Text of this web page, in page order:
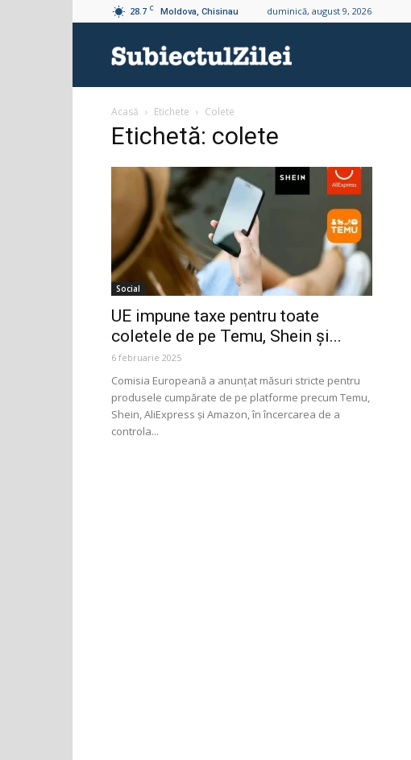
28.7 C Moldova, Chisinau duminică, august 9, 2026
Acasă Etichete Colete
Etichetă: colete
Social
UE impune taxe pentru toate
coletele de pe Temu, Shein și...
6 februarie 2025
Comisia Europeană a anunțat măsuri stricte pentru
produsele cumpărate de pe platforme precum Temu,
Shein, AliExpress și Amazon, în încercarea de a
controla...